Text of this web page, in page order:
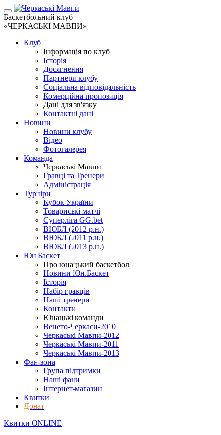
Баскетбольний клуб
«ЧЕРКАСЬКІ МАВПИ»
Клуб
Інформація по клуб
Історія
Досягнення
Партнери клубу
Соціальна відповідальність
Комерційна пропозиція
Дані для зв'язку
Контактні дані
Новини
Новини клубу
Відео
Фотогалерея
Команда
Черкаські Мавпи
Гравці та Тренери
Адміністрація
Турніри
Кубок України
Товариські матчі
Суперліга GG.bet
ВЮБЛ (2012 р.н.)
ВЮБЛ (2011 р.н.)
ВЮБЛ (2013 р.н.)
Юн.Баскет
Про юнацький баскетбол
Новини Юн.Баскет
Історія
Набір гравців
Наші тренери
Контакти
Юнацькі команди
Венето-Черкаси-2010
Черкаські Мавпи-2012
Черкаські Мавпи-2011
Черкаські Мавпи-2013
Фан-зона
Група підтримки
Наші фани
Інтернет-магазин
Квитки
Донат
Квитки ONLINE